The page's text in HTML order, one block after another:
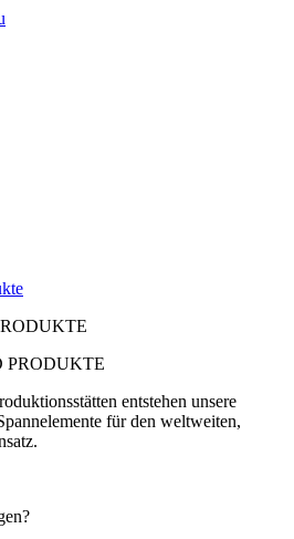
entstehen unsere
für den weltweiten,